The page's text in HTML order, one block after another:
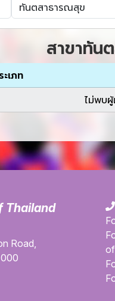
สาขาทัน
ะเภท
ไม่พบผู้
Thailand
Road,